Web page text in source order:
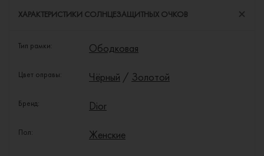
ХАРАКТЕРИСТИКИ СОЛНЦЕЗАЩИТНЫХ ОЧКОВ
Тип рамки: Ободковая
Цвет оправы: Чёрный / Золотой
Бренд: Dior
Пол: Женские